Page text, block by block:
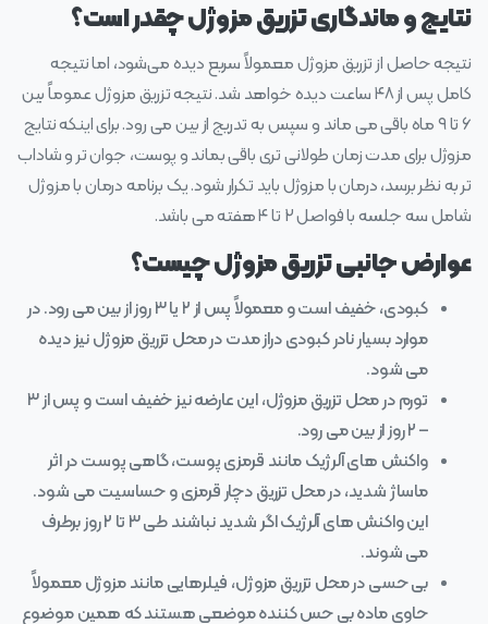
نتایج و ماندگاری تزریق مزوژل چقدر است؟
نتیجه‌ حاصل از تزریق مزوژل معمولاً سریع دیده می‌شود، اما نتیجه‌
کامل پس از ۴۸ ساعت دیده خواهد شد. نتیجه‌ تزریق مزوژل عموماً بین
۶ تا ۹ ماه باقی می‌ ماند و سپس به تدریج از بین می‌ رود. برای اینکه نتایج
مزوژل برای مدت زمان طولانی‌ تری باقی بماند و پوست، جوان‌ تر و شاداب‌
تر به نظر برسد، درمان با مزوژل باید تکرار شود. یک برنامه‌ درمان با مزوژل
شامل سه جلسه با فواصل ۲ تا ۴ هفته می‌ باشد.
عوارض جانبی تزریق مزوژل چیست؟
کبودی، خفیف است و معمولاً پس از ۲ یا ۳ روز از بین می‌ رود. در
موارد بسیار نادر کبودی دراز مدت در محل تزریق مزوژل نیز دیده
می‌ شود.
تورم در محل تزریق مزوژل، این عارضه نیز خفیف است و پس از ۳
– ۲ روز از بین می‌ رود.
واکنش‌ های آلرژیک مانند قرمزی پوست، گاهی پوست در اثر
ماساژ شدید، در محل تزریق دچار قرمزی و حساسیت می‌ شود.
این واکنش‌ های آلرژیک اگر شدید نباشند طی ۳ تا ۲ روز برطرف
می‌ شوند.
بی‌ حسی در محل تزریق مزوژل، فیلرهایی مانند مزوژل معمولاً
حاوی ماده بی‌ حس‌ کننده موضعی هستند که همین موضوع